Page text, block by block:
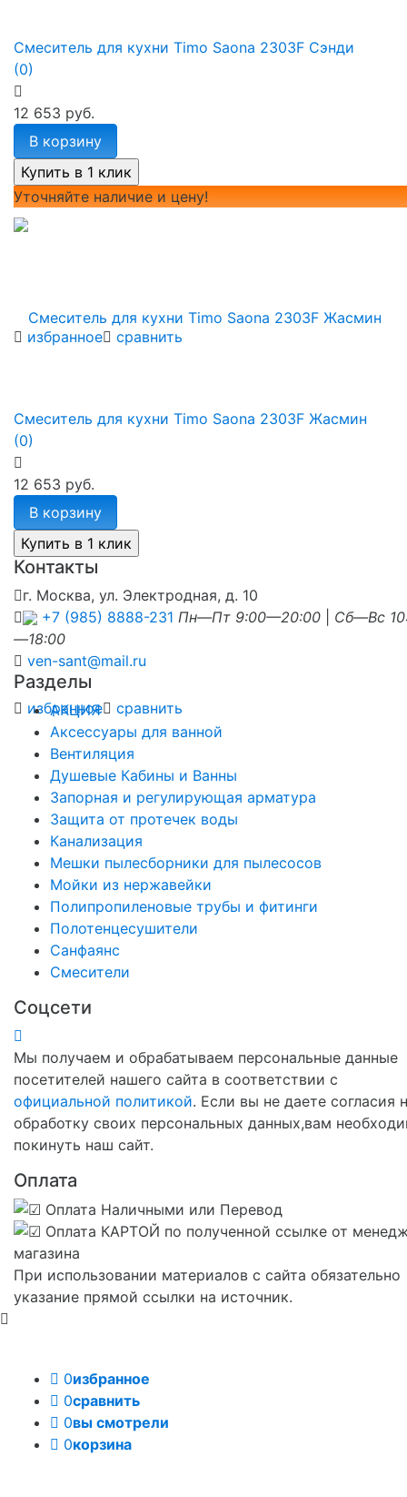
избранное сравнить
Смеситель для кухни Timo Saona 2303F Сэнди
(0)
12 653 руб.
В корзину
Уточняйте наличие и цену!
избранное сравнить
Смеситель для кухни Timo Saona 2303F Жасмин
(0)
12 653 руб.
В корзину
Контакты
г. Москва, ул. Электродная, д. 10
+7 (985) 8888-231 Пн—Пт 9:00—20:00
Сб—Вс
—18:00
ven-sant@mail.ru
Разделы
АКЦИЯ
Аксессуары для ванной
Вентиляция
Душевые Кабины и Ванны
Запорная и регулирующая арматура
Защита от протечек воды
Канализация
Мешки пылесборники для пылесосов
Мойки из нержавейки
Полипропиленовые трубы и фитинги
Полотенцесушители
Санфаянс
Смесители
Соцсети
Мы получаем и обрабатываем персональные данные
посетителей нашего сайта в соответствии с
официальной политикой. Если вы не даете согласия
обработку своих персональных данных,вам
покинуть наш сайт.
Оплата
При использовании материалов с сайта обязательно
указание прямой ссылки на источник.
0избранное
0сравнить
0вы смотрели
0корзина